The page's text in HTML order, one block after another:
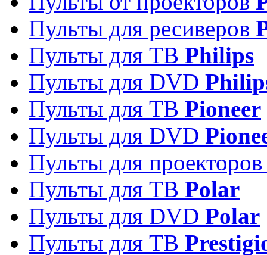
Пульты для ресиверов
Пульты для ТВ Philips
Пульты для DVD
Пульты для ТВ Pioneer
Пульты для DVD
Пульты для
Пульты для ТВ Polar
Пульты для DVD Polar
Пульты для ТВ